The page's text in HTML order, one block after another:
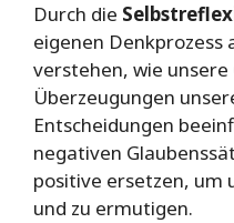
Durch die
eigenen Denkprozess
verstehen, wie unsere
Überzeugungen
Entscheidungen
negativen
positive ersetzen, um
und zu ermutigen.